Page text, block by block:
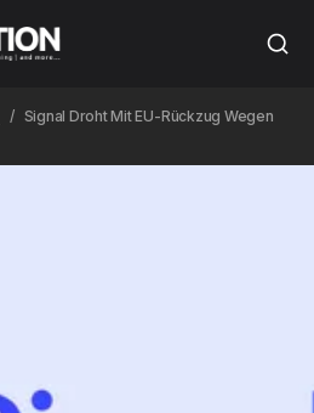
Signal Droht Mit EU-Rückzug Wegen